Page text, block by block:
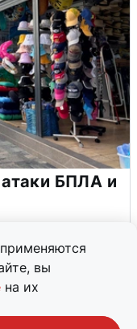
вы
на их
БПЛА и